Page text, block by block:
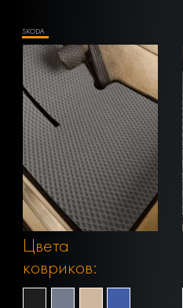
SKODA
Цвета
ковриков: